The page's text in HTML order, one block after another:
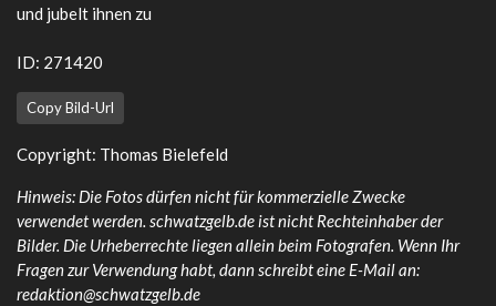
und jubelt ihnen zu
ID: 271420
Copy Bild-Url
Copyright: Thomas Bielefeld
Hinweis: Die Fotos dürfen nicht für kommerzielle Zwecke
verwendet werden. schwatzgelb.de ist nicht Rechteinhaber der
Bilder. Die Urheberrechte liegen allein beim Fotografen. Wenn Ihr
Fragen zur Verwendung habt, dann schreibt eine E-Mail an:
redaktion@schwatzgelb.de